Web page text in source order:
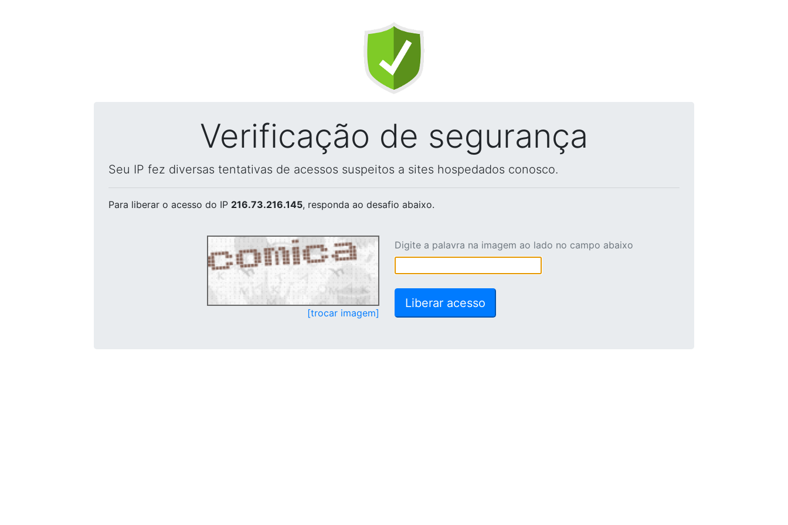
Verificação de segurança
Seu IP fez diversas tentativas de acessos suspeitos a sites hospedados conosco.
Para liberar o acesso do IP 216.73.216.145, responda ao desafio abaixo.
[trocar imagem]
Digite a palavra na imagem ao lado no campo abaixo